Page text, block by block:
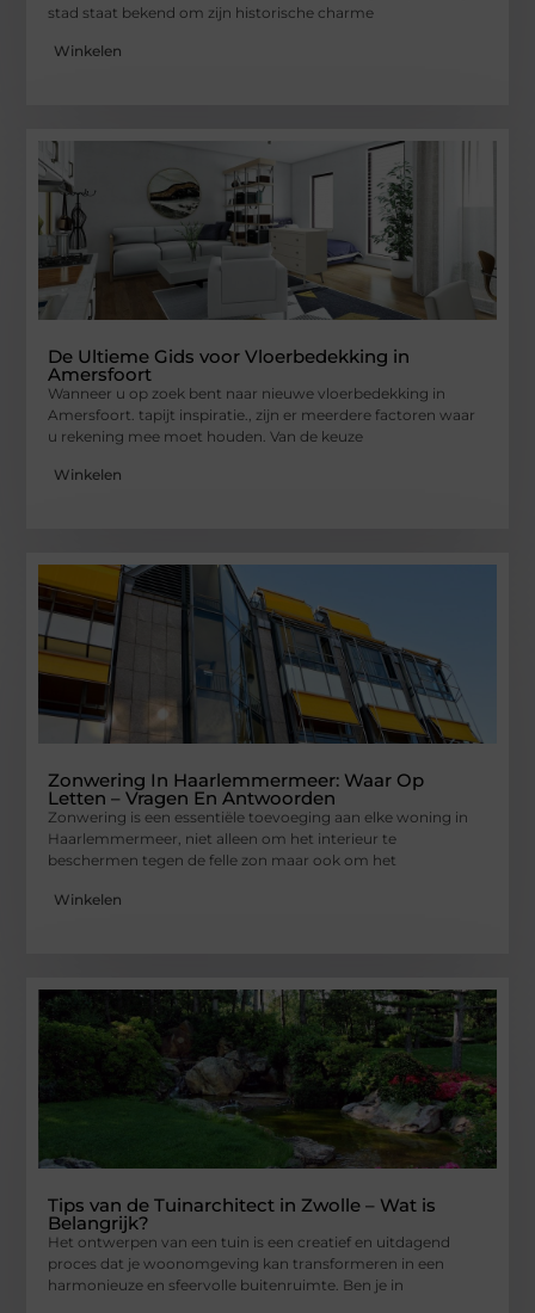
stad staat bekend om zijn historische charme
Winkelen
De Ultieme Gids voor Vloerbedekking in
Amersfoort
Wanneer u op zoek bent naar nieuwe vloerbedekking in
Amersfoort. tapijt inspiratie., zijn er meerdere factoren waar
u rekening mee moet houden. Van de keuze
Winkelen
Zonwering In Haarlemmermeer: Waar Op
Letten – Vragen En Antwoorden
Zonwering is een essentiële toevoeging aan elke woning in
Haarlemmermeer, niet alleen om het interieur te
beschermen tegen de felle zon maar ook om het
Winkelen
Tips van de Tuinarchitect in Zwolle – Wat is
Belangrijk?
Het ontwerpen van een tuin is een creatief en uitdagend
proces dat je woonomgeving kan transformeren in een
harmonieuze en sfeervolle buitenruimte. Ben je in